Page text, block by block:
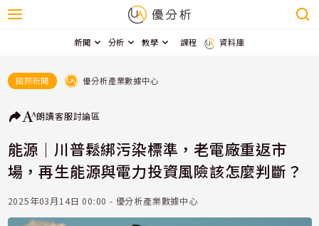
新聞 分析 教學 課程 資料庫
國際新聞 優分析產業數據中心
朗讀客服討論區
能源｜川普鬆綁污染標準，老電廠重返市
場，再生能源與電力投資風險該怎麼判斷？
2025年03月14日 00:00 - 優分析產業數據中心